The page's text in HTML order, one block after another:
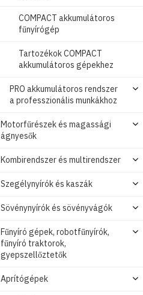
COMPACT akkumulátoros
fűnyírógép
Tartozékok COMPACT
akkumulátoros gépekhez
PRO akkumulátoros rendszer
a professzionális munkákhoz
Motorfűrészek és magassági
ágnyesők
Kombirendszer és multirendszer
Szegélynyírók és kaszák
Sövénynyírók és sövényvágók
Fűnyíró gépek, robotfűnyírók,
fűnyíró traktorok,
gyepszellőztetők
Aprítógépek